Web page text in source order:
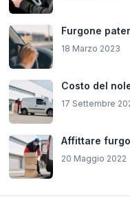
Furgone
18 Marzo 2023
Costo del
17 Settembre
Affittare
20 Maggio 2022